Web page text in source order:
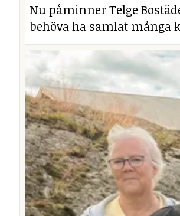
Nu påminner Telge
behöva ha samlat många